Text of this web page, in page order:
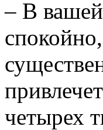
– В
четырех